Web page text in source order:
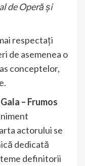
de Operă și
respectați
de asemenea o
conceptelor,
– Frumos
actorului se
dedicată
definitorii